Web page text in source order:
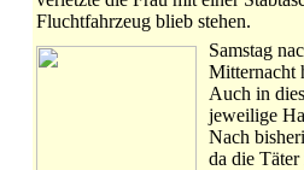
Fluchtfahrzeug blieb stehen.
Samstag
Mitternacht
Auch in
jeweilige
Nach
da die